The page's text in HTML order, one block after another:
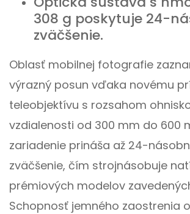
308 g poskytuje 24-
zväčšenie.
Oblasť mobilnej fotografie
výrazný posun vďaka novému
teleobjektívu s rozsahom
vzdialenosti od 300 mm do 600
zariadenie prináša až 24-
zväčšenie, čím strojnásobuje
prémiových modelov
Schopnosť jemného zaostrenia